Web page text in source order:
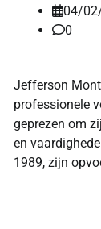
04/
0
Jefferson
professionele
geprezen om
en
1989, zijn